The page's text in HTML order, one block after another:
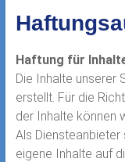
Haftung für
Die Inhalte unserer
erstellt. Für die
der Inhalte können
Als Diensteanbieter
eigene Inhalte auf